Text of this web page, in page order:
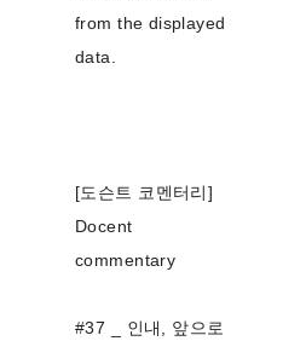
from the displayed
data.
[도슨트 코멘터리]
Docent
commentary
#37 _ 인내, 앞으로